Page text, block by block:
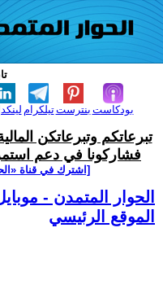
تيلكرامبنترست بودكاست
تبرعاتكم وتبرعاتكن
فشاركونا في دعم
[اشترك في قناة
الحوار المتمدن -
الموقع الرئيسي